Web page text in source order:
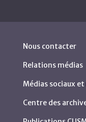
Nous contacter
Relations médias
Médias sociaux
Centre des